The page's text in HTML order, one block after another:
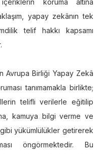
koruma altına
yapay zekânın tek
telif hakkı kapsamı
Avrupa Birliği Yapay Zekâ
tanımamakla birlikte;
telifli verilerle eğitilip
kamuya bilgi verme ve
yükümlülükler getirerek
öngörmektedir. Bu